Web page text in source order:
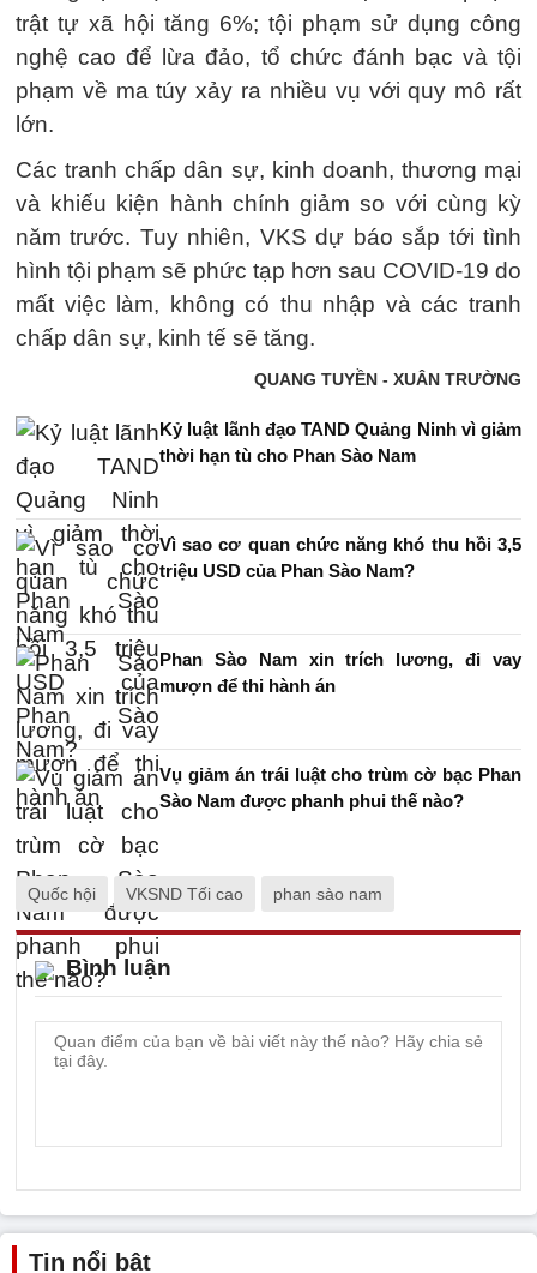
trật tự xã hội tăng 6%; tội phạm sử dụng công
nghệ cao để lừa đảo, tổ chức đánh bạc và tội
phạm về ma túy xảy ra nhiều vụ với quy mô rất
lớn.
Các tranh chấp dân sự, kinh doanh, thương mại
và khiếu kiện hành chính giảm so với cùng kỳ
năm trước. Tuy nhiên, VKS dự báo sắp tới tình
hình tội phạm sẽ phức tạp hơn sau COVID-19 do
mất việc làm, không có thu nhập và các tranh
chấp dân sự, kinh tế sẽ tăng.
QUANG TUYỀN - XUÂN TRƯỜNG
Kỷ luật lãnh đạo TAND Quảng Ninh vì giảm
thời hạn tù cho Phan Sào Nam
Vì sao cơ quan chức năng khó thu hồi 3,5
triệu USD của Phan Sào Nam?
Phan Sào Nam xin trích lương, đi vay
mượn để thi hành án
Vụ giảm án trái luật cho trùm cờ bạc Phan
Sào Nam được phanh phui thế nào?
Quốc hội VKSND Tối cao phan sào nam
Bình luận
Tin nổi bật